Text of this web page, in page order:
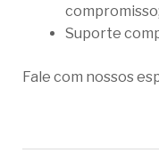
compromisso;
Suporte
Fale com nossos